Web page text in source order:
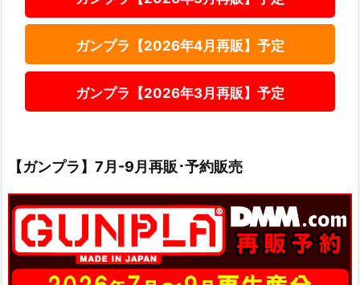
ガンプラ【2026年4月再販】予定
ガンプラ【2026年3月再販】予定
【ガンプラ】7月-9月再販･予約販売